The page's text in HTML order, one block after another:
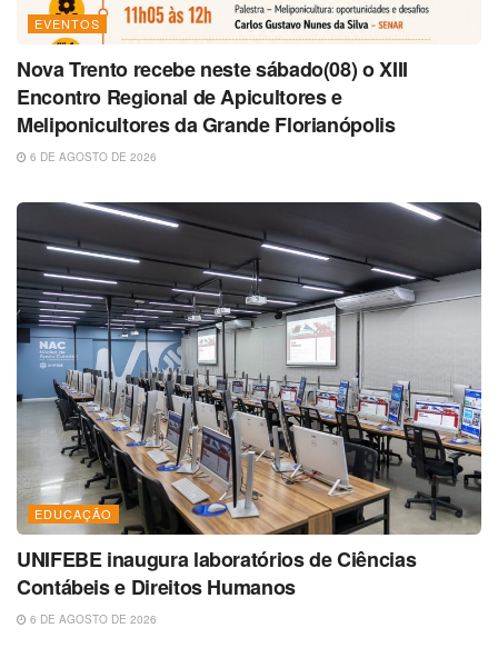
EVENTOS
Nova Trento recebe neste sábado(08) o XIII
Encontro Regional de Apicultores e
Meliponicultores da Grande Florianópolis
6 DE AGOSTO DE 2026
EDUCAÇÃO
UNIFEBE inaugura laboratórios de Ciências
Contábeis e Direitos Humanos
6 DE AGOSTO DE 2026